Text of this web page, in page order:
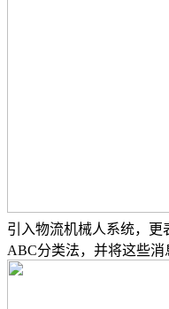
引入物流机械人系统，
ABC分类法，并将这些